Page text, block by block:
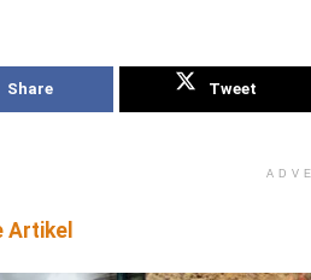
Share Tweet
Artikel